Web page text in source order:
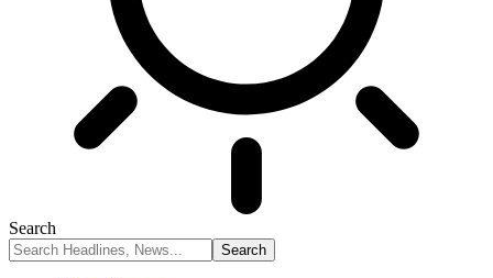
Search